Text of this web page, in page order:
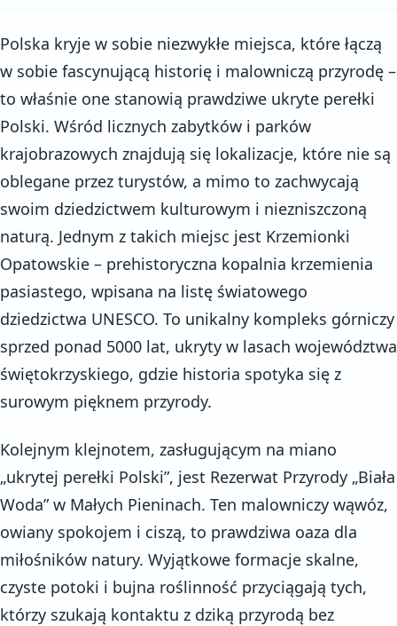
Polska kryje w sobie niezwykłe miejsca, które łączą
w sobie fascynującą historię i malowniczą przyrodę –
to właśnie one stanowią prawdziwe ukryte perełki
Polski. Wśród licznych zabytków i parków
krajobrazowych znajdują się lokalizacje, które nie są
oblegane przez turystów, a mimo to zachwycają
swoim dziedzictwem kulturowym i niezniszczoną
naturą. Jednym z takich miejsc jest Krzemionki
Opatowskie – prehistoryczna kopalnia krzemienia
pasiastego, wpisana na listę światowego
dziedzictwa UNESCO. To unikalny kompleks górniczy
sprzed ponad 5000 lat, ukryty w lasach województwa
świętokrzyskiego, gdzie historia spotyka się z
surowym pięknem przyrody.
Kolejnym klejnotem, zasługującym na miano
„ukrytej perełki Polski”, jest Rezerwat Przyrody „Biała
Woda” w Małych Pieninach. Ten malowniczy wąwóz,
owiany spokojem i ciszą, to prawdziwa oaza dla
miłośników natury. Wyjątkowe formacje skalne,
czyste potoki i bujna roślinność przyciągają tych,
którzy szukają kontaktu z dziką przyrodą bez